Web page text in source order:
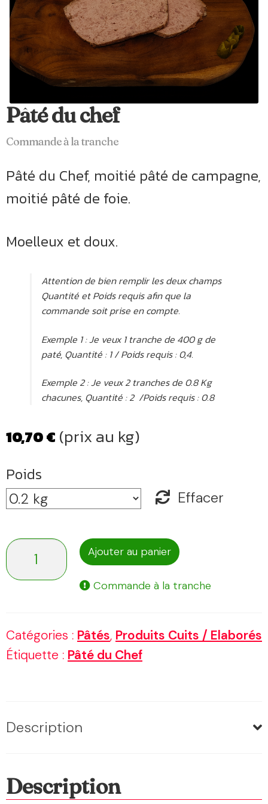
Pâté du chef
Commande à la tranche
Pâté du Chef, moitié pâté de campagne,
moitié pâté de foie.
Moelleux et doux.
Attention de bien remplir les deux champs
Quantité et Poids requis afin que la
commande soit prise en compte.
Exemple 1 : Je veux 1 tranche de 400 g de
paté, Quantité : 1 / Poids requis : 0,4.
Exemple 2 : Je veux 2 tranches de 0.8 Kg
chacunes, Quantité : 2 /Poids requis : 0.8
10,70€ (prix au kg)
Poids
Effacer
quantité
de
chef
Ajouter au panier
Commande à la tranche
Catégories : Pâtés, Produits Cuits / Elaborés
Étiquette : Pâté du Chef
Description
Description